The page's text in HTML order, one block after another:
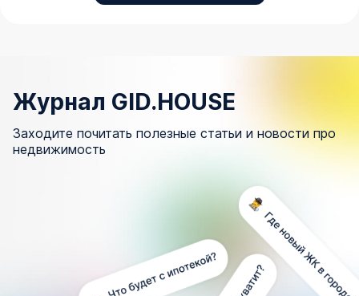
Журнал GID.HOUSE
Заходите почитать полезные статьи и новости про
недвижимость